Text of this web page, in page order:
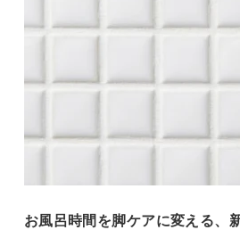
お風呂時間を脚ケアに変える、